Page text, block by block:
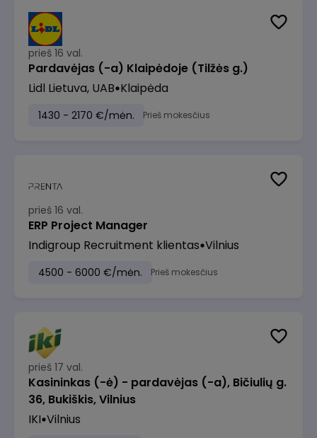
prieš 16 val.
Pardavėjas (-a) Klaipėdoje (Tilžės g.)
Lidl Lietuva, UAB Klaipėda
1430 - 2170 €/mėn. Prieš mokesčius
prieš 16 val.
ERP Project Manager
Indigroup Recruitment klientas Vilnius
4500 - 6000 €/mėn. Prieš mokesčius
prieš 17 val.
Kasininkas (-ė) - pardavėjas (-a), Bičiulių g.
36, Bukiškis, Vilnius
IKI Vilnius